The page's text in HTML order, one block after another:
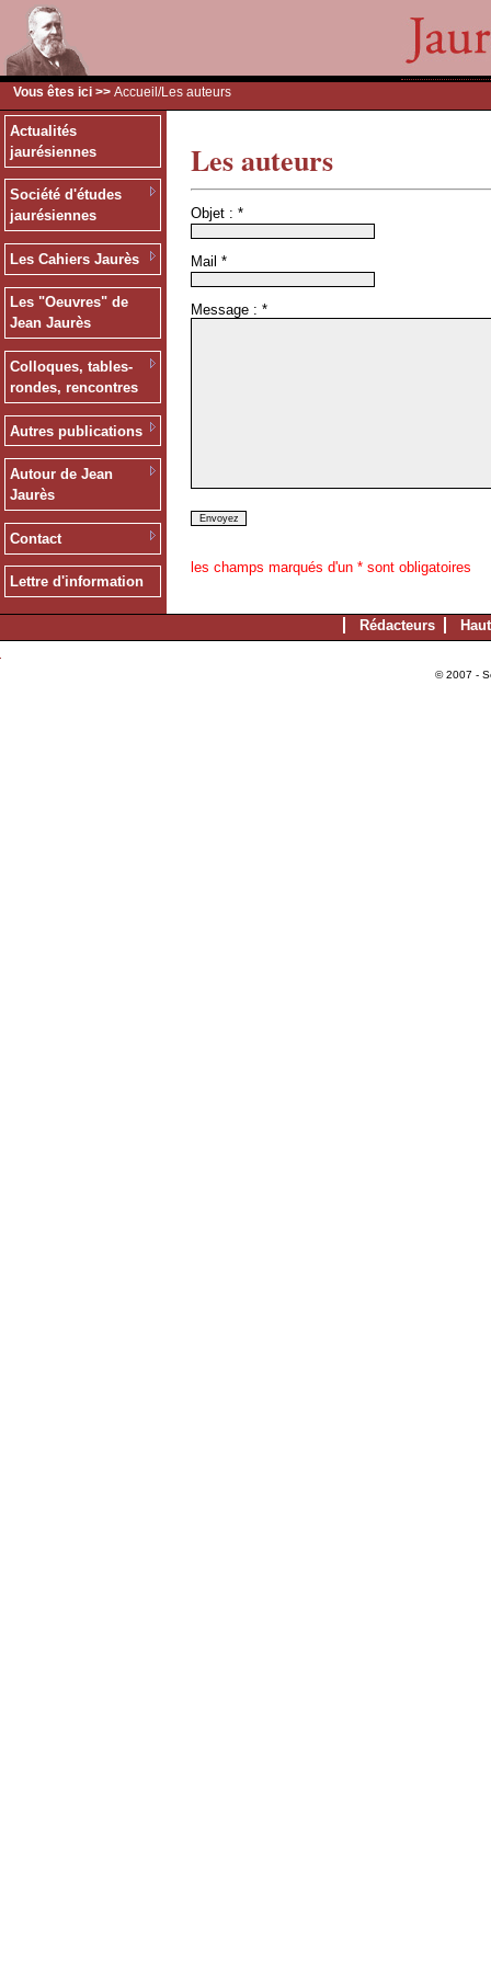
Vous êtes ici >> Accueil /Les auteurs
Actualités
jaurésiennes
Société d'études
jaurésiennes
Les Cahiers Jaurès
Les "Oeuvres" de
Jean Jaurès
Colloques, tables-
rondes, rencontres
Autres publications
Autour de Jean
Jaurès
Contact
Lettre d'information
Les auteurs
Objet : *
Mail *
Message : *
les champs marqués d'un * sont obligatoires
Rédacteurs
© 2007 -